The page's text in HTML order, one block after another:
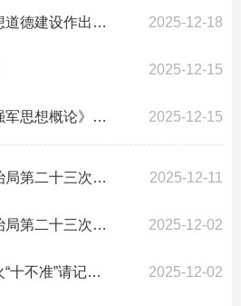
习近平对未成年人思想道德建设作出重要指示强调 坚持把未成年人思想道德建设作... 2025-12-18
2025-12-15
国防部介绍《习近平强军思想概论》编写出版和使用情况 2025-12-15
习近平在中共中央政治局第二十三次集体学习时强调 健全网络生态治理长效机制 ... 2025-12-11
习近平在中共中央政治局第二十三次集体学习时强调 健全网络生态治理长效机制 持... 2025-12-02
防火期已到，森林防火“十不准”请记牢！ 2025-12-02